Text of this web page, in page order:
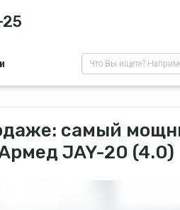
Что Вы ищете?
самый
JAY-20 (4.0)